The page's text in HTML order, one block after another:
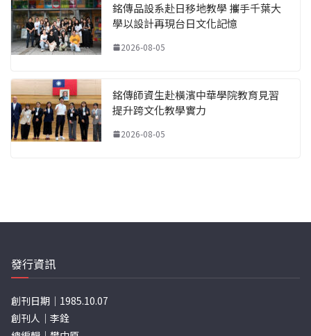
銘傳品設系赴日移地教學 攜手千葉大
學以設計再現台日文化記憶
2026-08-05
銘傳師資生赴橫濱中華學院教育見習
提升跨文化教學實力
2026-08-05
發行資訊
創刊日期｜1985.10.07
創刊人｜李銓